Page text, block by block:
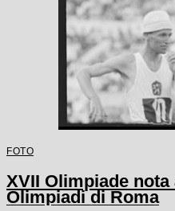
FOTO
XVII Olimpiade
Olimpiadi di Roma